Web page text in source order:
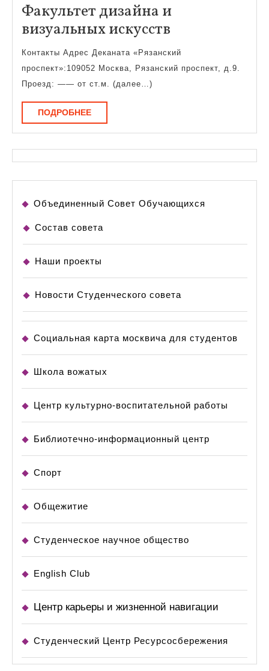
Факультет дизайна и
визуальных искусств
дизайна
и
Контакты Адрес Деканата «Рязанский
проспект»:109052 Москва, Рязанский проспект, д.9.
Проезд: —— от ст.м. (далее…)
ПОДРОБНЕЕПОДРОБНЕЕ
Объединенный Совет Обучающихся
Состав совета
Наши проекты
Новости Студенческого совета
Социальная карта москвича для студентов
Школа вожатых
Центр культурно-воспитательной работы
Библиотечно-информационный центр
Спорт
Общежитие
Студенческое научное общество
English Club
Центр карьеры и жизненной навигации
Студенческий Центр Ресурсосбережения